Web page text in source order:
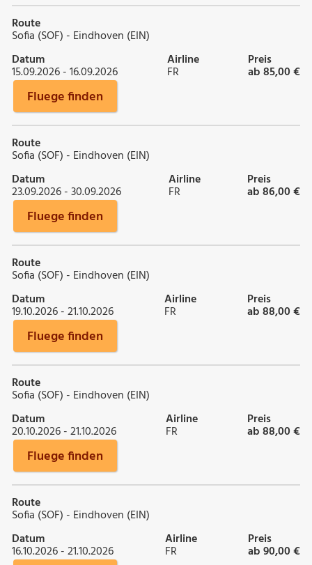
Route
Sofia (SOF) - Eindhoven (EIN)
Datum
15.09.2026 - 16.09.2026
Airline
FR
Preis
ab 85,00 €
Fluege finden
Route
Sofia (SOF) - Eindhoven (EIN)
Datum
23.09.2026 - 30.09.2026
Airline
FR
Preis
ab 86,00 €
Fluege finden
Route
Sofia (SOF) - Eindhoven (EIN)
Datum
19.10.2026 - 21.10.2026
Airline
FR
Preis
ab 88,00 €
Fluege finden
Route
Sofia (SOF) - Eindhoven (EIN)
Datum
20.10.2026 - 21.10.2026
Airline
FR
Preis
ab 88,00 €
Fluege finden
Route
Sofia (SOF) - Eindhoven (EIN)
Datum
16.10.2026 - 21.10.2026
Airline
FR
Preis
ab 90,00 €